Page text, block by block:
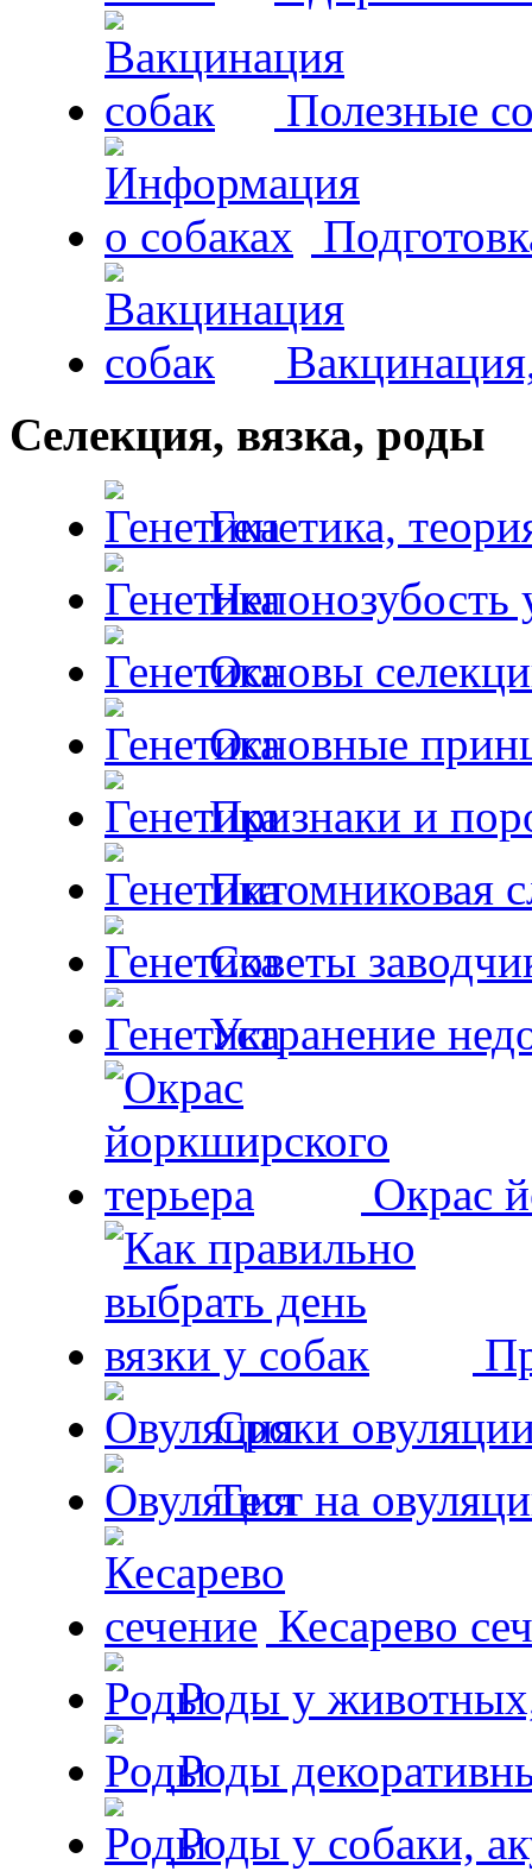
Полезные
Селекция, вязка, роды
Генетика,
Непонозубость
Основы
Основные
Признаки и
Питомниковая
Советы
Устранение
Окрас
Сроки
Тест на
Кесарево
Роды у
Роды
Роды у собаки,